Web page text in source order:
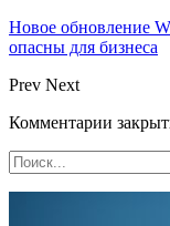
Новое обновление
опасны для бизнеса
Prev Next
Комментарии